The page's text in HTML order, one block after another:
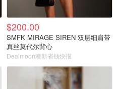
$200.00
SMFK MIRAGE SIREN 双层细肩带
真丝莫代尔背心
Dealmoon澳新省钱快报